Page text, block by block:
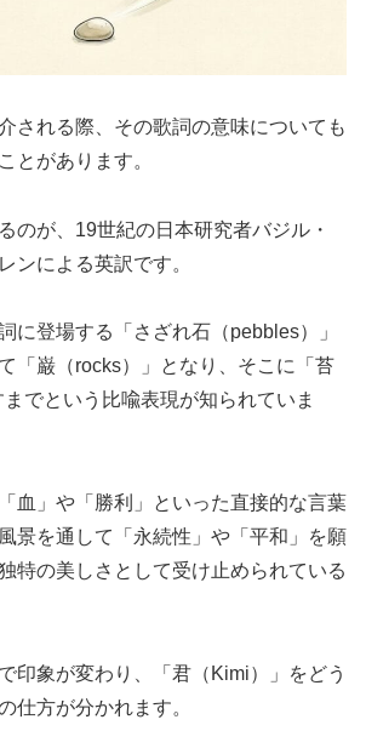
される際、その歌詞の意味についても
とがあります。
のが、19世紀の日本研究者バジル・
ンによる英訳です。
に登場する「さざれ石（pebbles）」
「巌（rocks）」となり、そこに「苔
までという比喩表現が知られていま
血」や「勝利」といった直接的な言葉
景を通して「永続性」や「平和」を願
特の美しさとして受け止められている
印象が変わり、「君（Kimi）」をどう
仕方が分かれます。